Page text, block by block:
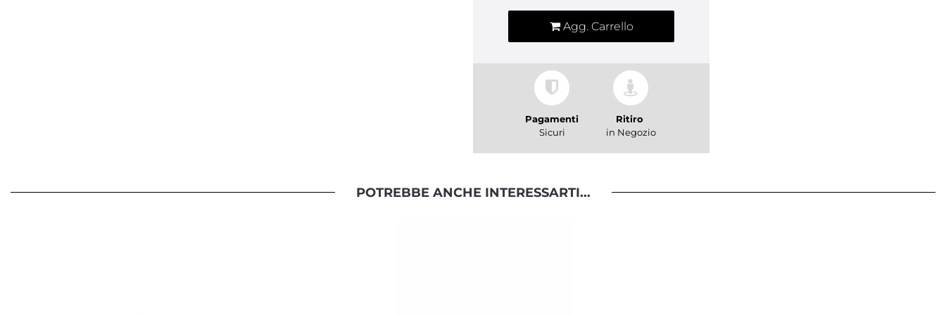
Agg. Carrello
Pagamenti
Sicuri
Ritiro
in Negozio
POTREBBE ANCHE INTERESSARTI...